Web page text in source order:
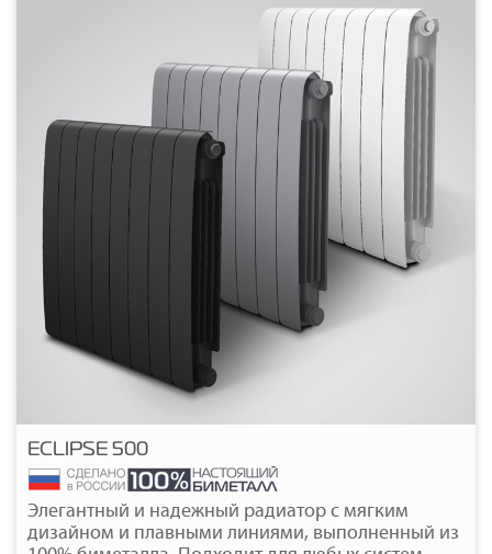
Решения для интерьера
Где купить
Контакты
Магазин:
8 (800) 234-19-70
8 (495) 780-01-12
8 (800) 500-07-75
Подробнее
ECLIPSE 500
Элегантный и надежный радиатор с мягким
дизайном и плавными линиями, выполненный из